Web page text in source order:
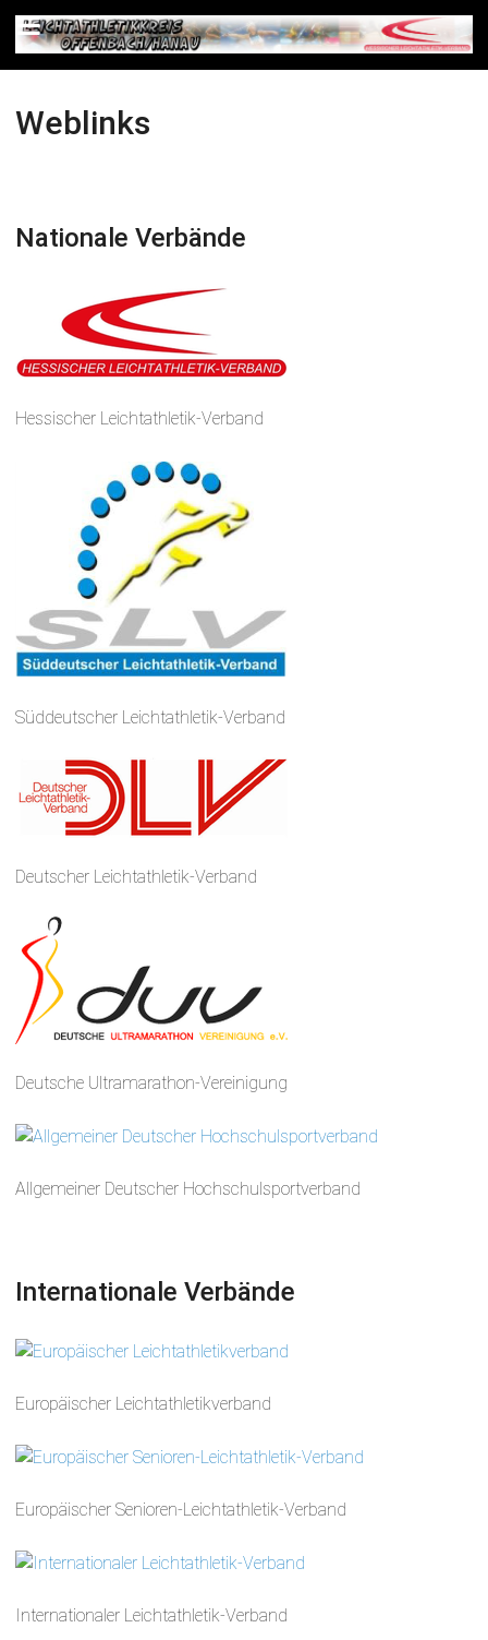
Weblinks
Nationale Verbände
Hessischer Leichtathletik-Verband
Süddeutscher Leichtathletik-Verband
Deutscher Leichtathletik-Verband
Deutsche Ultramarathon-Vereinigung
Allgemeiner Deutscher Hochschulsportverband
Internationale Verbände
Europäischer Leichtathletikverband
Europäischer Senioren-Leichtathletik-Verband
Internationaler Leichtathletik-Verband